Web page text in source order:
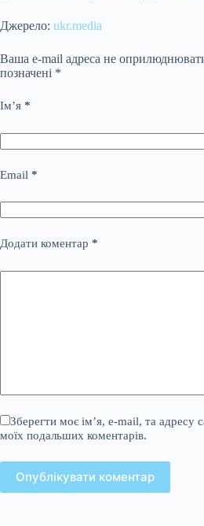
Джерело: ukr.media
Ваша e-mail адреса не
позначені *
Ім’я *
Email *
Додати коментар *
Зберегти моє ім’я, e-mail, та адресу
моїх подальших коментарів.
Опублікувати коментар